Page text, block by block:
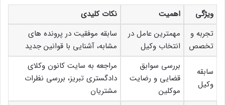
ویژگی اهمیت
نکات کلیدی
تجربه و
تخصص
مهمترین عامل در
انتخاب وکیل
سابقه موفقیت در پرونده های
مشابه، آشنایی با قوانین جدید
سابقه
وکیل
بررسی سوابق
قضایی و رضایت
موکلین
مراجعه به سایت کانون وکلای
دادگستری تبریز، بررسی نظرات
مشتریان